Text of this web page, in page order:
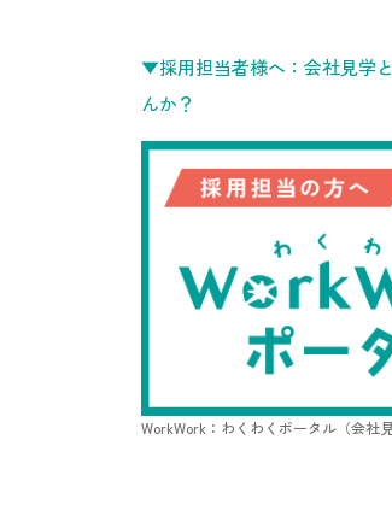
▼採用担当者様へ：会社見学
んか？
WorkWork：わくわくポータル（会社